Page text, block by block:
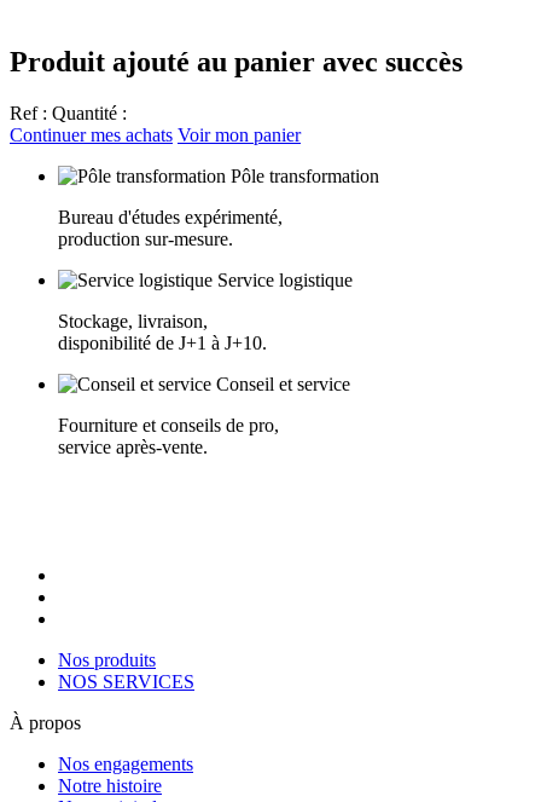
Produit ajouté au panier avec succès
Ref : Quantité :
Continuer mes achats Voir mon panier
Pôle transformation
Bureau d'études expérimenté,
production sur-mesure.
Service logistique
Stockage, livraison,
disponibilité de J+1 à J+10.
Conseil et service
Fourniture et conseils de pro,
service après-vente.
Nos produits
NOS SERVICES
À propos
Nos engagements
Notre histoire